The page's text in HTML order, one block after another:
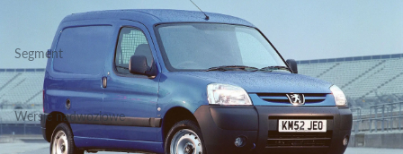
2003-2011 Hiszpania
Segment
Grupa Furgonetki, Klasa Lekkie dostawcze
Wersje nadwoziowe
Kombi Van, Furgon